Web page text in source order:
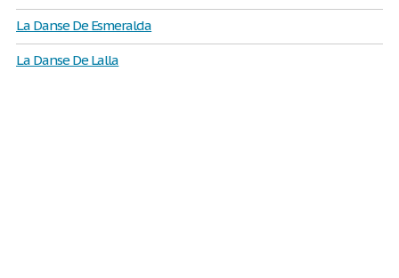
La Danse De Esmeralda
La Danse De Lalla